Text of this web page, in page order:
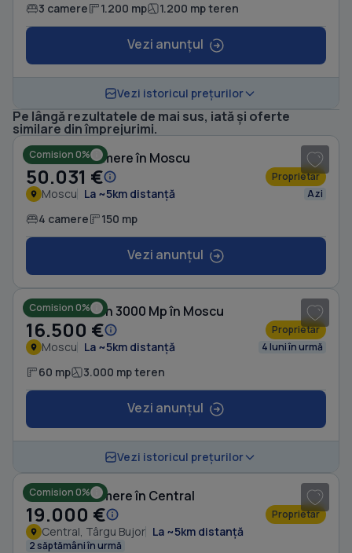
3 camere 1.200 mp 1.200 mp teren
Vezi anunțul
Vezi istoricul prețurilor
Pe lângă rezultatele de mai sus, iată și oferte
similare din împrejurimi.
Comision 0%
Casă cu 4 camere în Moscu
50.031 € Proprietar
Moscu La ~5km distanță Azi
4 camere 150 mp
Vezi anunțul
Comision 0%
Casă cu Teren 3000 Mp în Moscu
16.500 € Proprietar
Moscu La ~5km distanță 4 luni în urmă
60 mp 3.000 mp teren
Vezi anunțul
Vezi istoricul prețurilor
Comision 0%
Casă cu 3 camere în Central
19.000 € Proprietar
Central, Târgu Bujor La ~5km distanță
2 săptămâni în urmă